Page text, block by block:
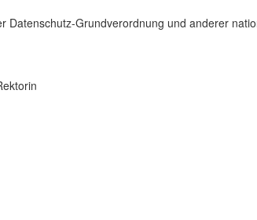
Datenschutz-Grundverordnung und anderer